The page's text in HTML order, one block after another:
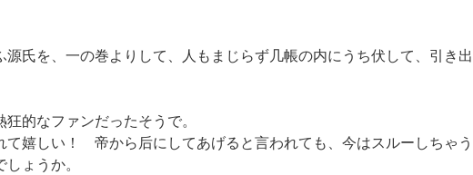
氏を、一の巻よりして、人もまじらず几帳の内にうち伏して、引き
的なファンだったそうで。
嬉しい！ 帝から后にしてあげると言われても、今はスルーしちゃ
ょうか。